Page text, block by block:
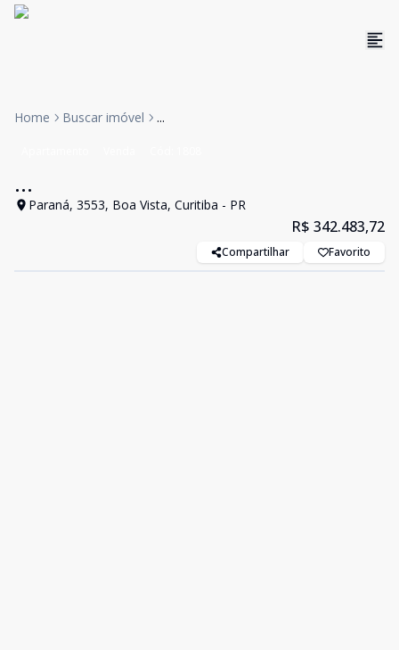
Home Buscar imóvel ...
...
Paraná, 3553, Boa Vista, Curitiba - PR
R$ 342.483,72
Compartilhar Favorito